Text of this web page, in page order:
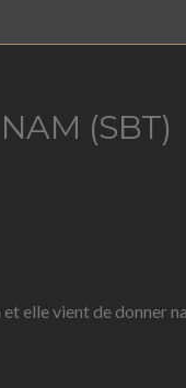
(SBT)
elle vient de donner